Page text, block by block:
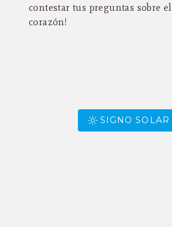
contestar tus preguntas sobre el
corazón!
SIGNO SOLAR